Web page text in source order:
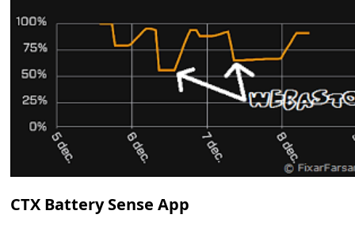
CTX Battery Sense App